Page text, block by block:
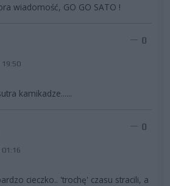
wiadomość, GO GO SATO !
19:50
0
kamikadze......
01:16
0
cieczko.. 'trochę' czasu stracili, a